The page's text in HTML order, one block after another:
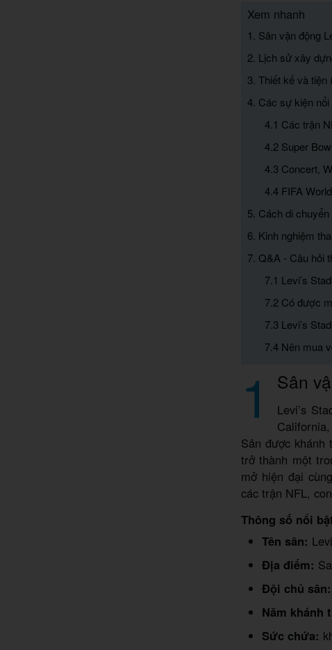
Xem nhanh
1. Sân vận động
2. Lịch sử xây
3. Thiết kế và tiện
4. Các sự kiện
4.1 Các trận
4.2 Super
4.3 Concert,
4.4 FIFA
5. Cách di
6. Kinh nghiệm
7. Q&A - Câu hỏi
7.1 Levi’s
7.2 Có được
7.3 Levi’s
7.4 Nên mua
1 Sân
Levi’s
Sân được khánh
trở thành một
mở hiện đại
các trận NFL,
Thông số nổi
Tên sân:
Địa điểm:
Đội chủ sân:
Năm khánh
Sức chứa: